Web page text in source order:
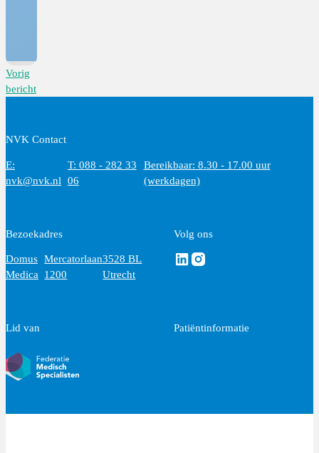
Vorig
bericht
NVK Contact
E:
nvk@nvk.nl
T: 088 - 282 33
06
Bereikbaar: 8.30 - 17.00 uur
(werkdagen)
Bezoekadres
Domus
Medica
Mercatorlaan
1200
3528 BL
Utrecht
Volg ons
Volg ons via Linkedin
Volg ons via Instagram
Lid van Patiëntinformatie